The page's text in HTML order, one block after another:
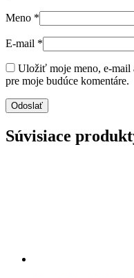
Meno *
E-mail *
Uložiť moje meno, e-mail
pre moje budúce komentáre.
Súvisiace